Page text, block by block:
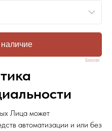
Биново
Лица может
автоматизации и или без